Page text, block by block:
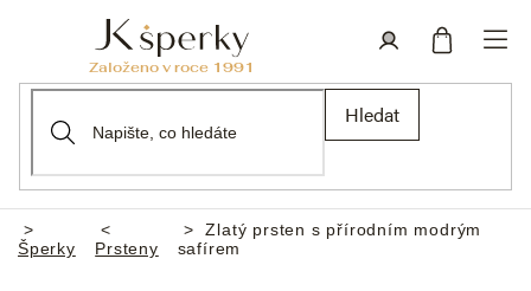
Hledat
Domů
Šperky Prsteny
Zlatý prsten s přírodním modrým
safírem